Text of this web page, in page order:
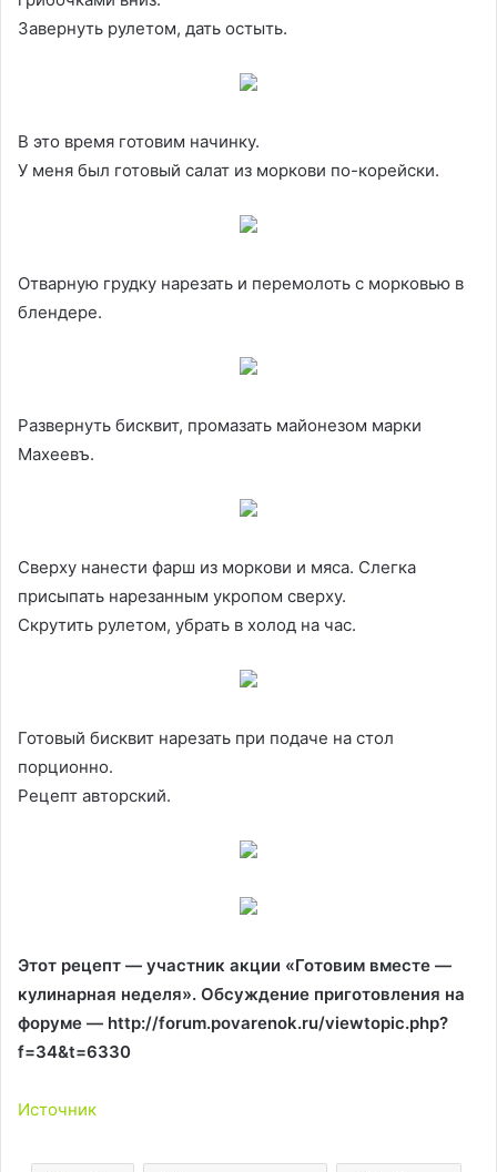
Завернуть рулетом, дать остыть.
В это время готовим начинку.
У меня был готовый салат из моркови по-корейски.
Отварную грудку нарезать и перемолоть с морковью в
блендере.
Развернуть бисквит, промазать майонезом марки
Махеевъ.
Сверху нанести фарш из моркови и мяса. Слегка
присыпать нарезанным укропом сверху.
Скрутить рулетом, убрать в холод на час.
Готовый бисквит нарезать при подаче на стол
порционно.
Рецепт авторский.
Этот рецепт — участник акции «Готовим вместе —
кулинарная неделя». Обсуждение приготовления на
форуме — http://forum.povarenok.ru/viewtopic.php?
f=34&t=6330
Источник